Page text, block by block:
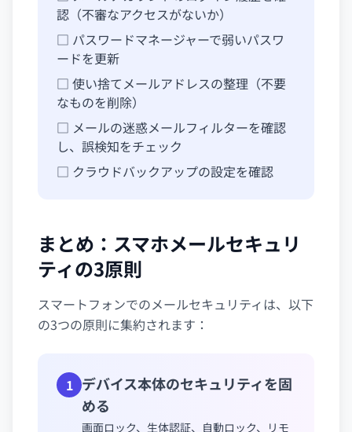
認（不審なアクセスがないか）
□ パスワードマネージャーで弱いパスワ
ードを更新
□ 使い捨てメールアドレスの整理（不要
なものを削除）
□ メールの迷惑メールフィルターを確認
し、誤検知をチェック
□ クラウドバックアップの設定を確認
まとめ：スマホメールセキュリ
ティの3原則
スマートフォンでのメールセキュリティは、以下
の3つの原則に集約されます：
1 デバイス本体のセキュリティを固
める
画面ロック、生体認証、自動ロック、リモ